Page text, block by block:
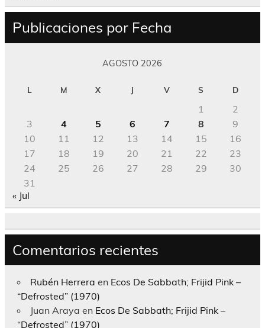
Publicaciones por Fecha
AGOSTO 2026
L M X J V S D
1
2
3
4 5 6 7 8
9
10
11 12 13 14 15
16
17
18 19 20 21 22
23
24
25 26 27 28 29
30
31
« Jul
Comentarios recientes
Rubén Herrera en Ecos De Sabbath; Frijid Pink –
“Defrosted” (1970)
Juan Araya en Ecos De Sabbath; Frijid Pink –
“Defrosted” (1970)